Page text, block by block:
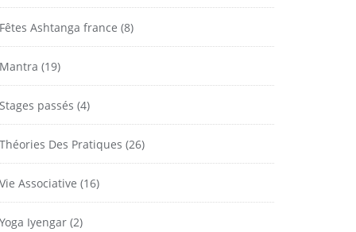
Fêtes Ashtanga france (8)
Mantra (19)
Stages passés (4)
Théories Des Pratiques (26)
Vie Associative (16)
Yoga Iyengar (2)